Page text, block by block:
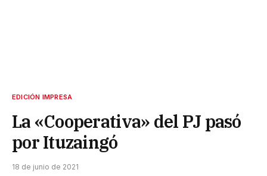
EDICIÓN IMPRESA
La «Cooperativa» del PJ pasó
por Ituzaingó
18 de junio de 2021